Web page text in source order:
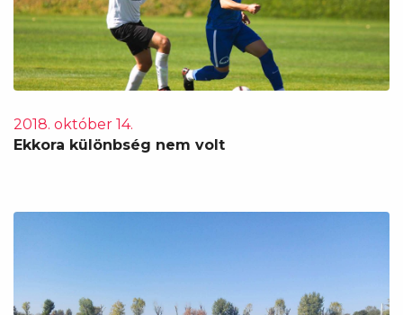
2018. október 14.
Ekkora különbség nem volt